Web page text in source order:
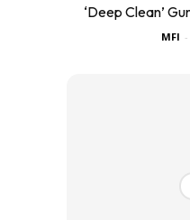
‘Deep Clean’
MFI -